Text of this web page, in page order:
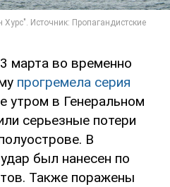
марта во временно
прогремела серия
утром в Генеральном
серьезные потери
В
был нанесен по
Также поражены